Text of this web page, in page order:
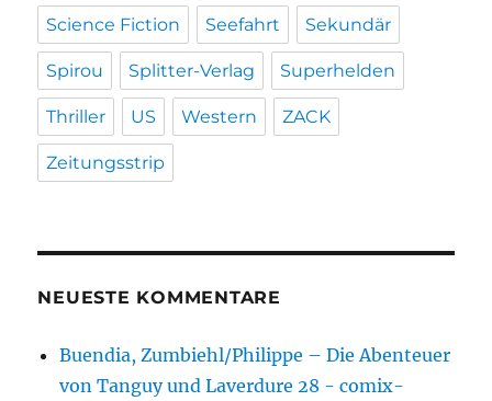
Science Fiction Seefahrt Sekundär
Spirou Splitter-Verlag Superhelden
Thriller US Western ZACK
Zeitungsstrip
NEUESTE KOMMENTARE
Buendia, Zumbiehl/Philippe – Die Abenteuer
von Tanguy und Laverdure 28 - comix-